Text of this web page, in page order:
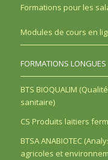
Formations pour les
Modules de cours en
FORMATIONS LONGUES
BTS BIOQUALIM
sanitaire)
CS Produits laitiers
BTSA ANABIOTEC
agricoles et